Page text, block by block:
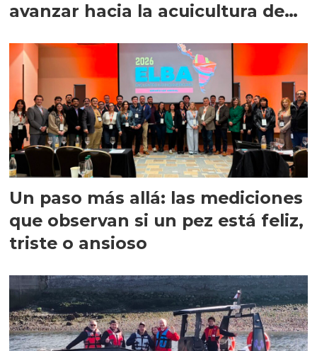
avanzar hacia la acuicultura de
Un paso más allá: las mediciones
que observan si un pez está feliz,
triste o ansioso